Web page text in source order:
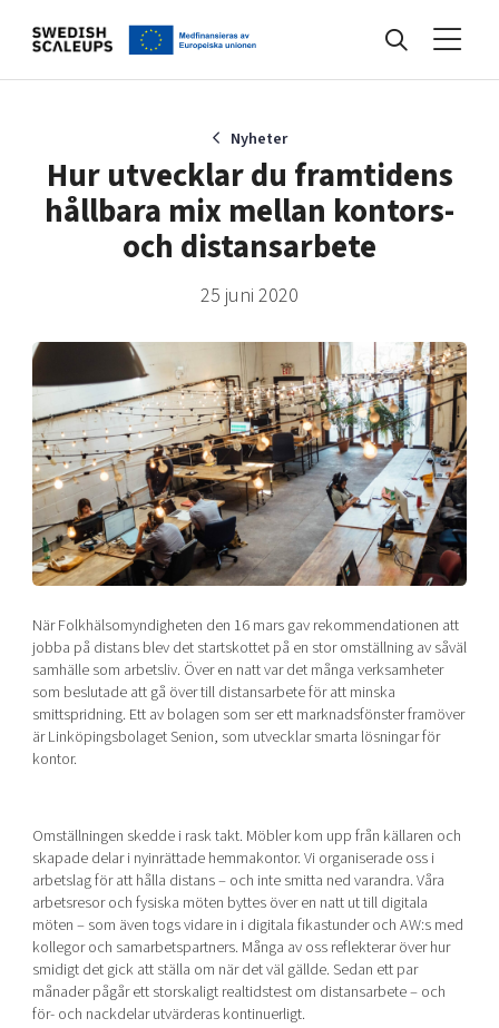
Events
Programmet
Internationalisering
Mer
Ansök till Swedish Scaleups
Så finansieras Swedish Scaleups
Nyheter
Hur utvecklar du framtidens
hållbara mix mellan kontors-
och distansarbete
25 juni 2020
När Folkhälsomyndigheten den 16 mars gav rekommendationen att
jobba på distans blev det startskottet på en stor omställning av såväl
samhälle som arbetsliv. Över en natt var det många verksamheter
som beslutade att gå över till distansarbete för att minska
smittspridning. Ett av bolagen som ser ett marknadsfönster framöver
är Linköpingsbolaget Senion, som utvecklar smarta lösningar för
kontor.
Omställningen skedde i rask takt. Möbler kom upp från källaren och
skapade delar i nyinrättade hemmakontor. Vi organiserade oss i
arbetslag för att hålla distans – och inte smitta ned varandra. Våra
arbetsresor och fysiska möten byttes över en natt ut till digitala
möten – som även togs vidare in i digitala fikastunder och AW:s med
kollegor och samarbetspartners. Många av oss reflekterar över hur
smidigt det gick att ställa om när det väl gällde. Sedan ett par
månader pågår ett storskaligt realtidstest om distansarbete – och
för- och nackdelar utvärderas kontinuerligt.